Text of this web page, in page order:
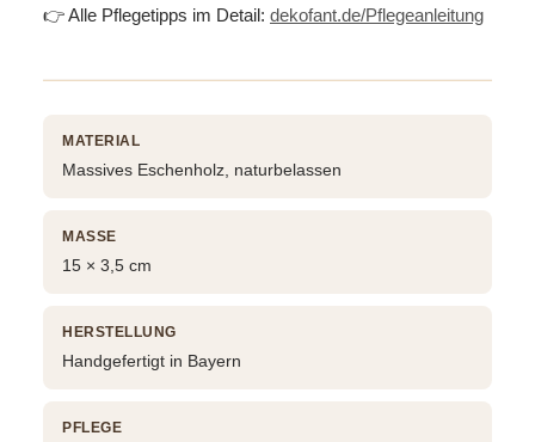
👉 Alle Pflegetipps im Detail: dekofant.de/Pflegeanleitung
MATERIAL
Massives Eschenholz, naturbelassen
MASSE
15 × 3,5 cm
HERSTELLUNG
Handgefertigt in Bayern
PFLEGE